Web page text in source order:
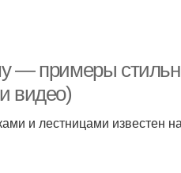
— примеры
видео)
и лестницами известен